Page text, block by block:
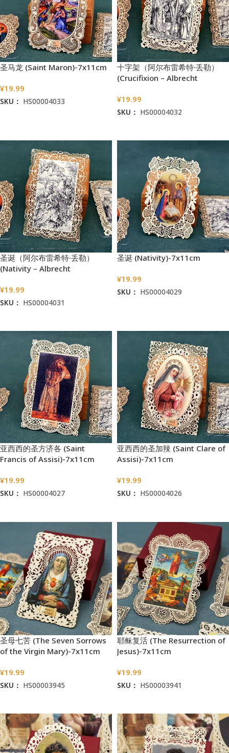
圣马龙 (Saint Maron)-7x11cm
¥19.99
SKU： HS00004033
十字架（阿尔布雷希特·丢勒）
(Crucifixion – Albrecht
¥19.99
SKU： HS00004032
圣诞（阿尔布雷希特·丢勒）
(Nativity – Albrecht
¥19.99
SKU： HS00004031
圣诞 (Nativity)-7x11cm
¥19.99
SKU： HS00004029
亚西西的圣方济各 (Saint
Francis of Assisi)-7x11cm
¥19.99
SKU： HS00004027
亚西西的圣加辣 (Saint Clare of
Assisi)-7x11cm
¥19.99
SKU： HS00004026
圣母七苦 (The Seven Sorrows
of the Virgin Mary)-7x11cm
¥19.99
SKU： HS00003945
耶稣复活 (The Resurrection of
Jesus)-7x11cm
¥19.99
SKU： HS00003941